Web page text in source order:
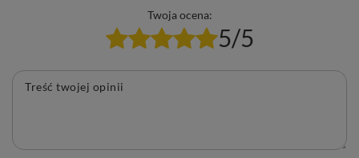
Twoja ocena:
5/5
Treść twojej opinii